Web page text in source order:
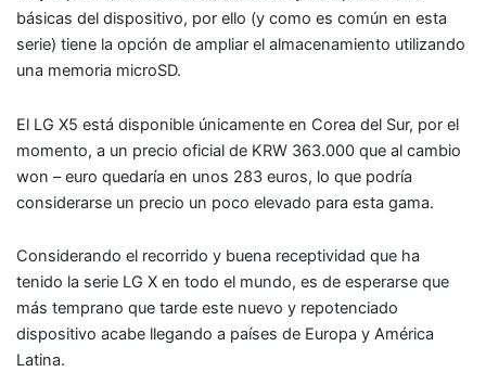
básicas del dispositivo, por ello (y como es común en esta
serie) tiene la opción de ampliar el almacenamiento utilizando
una memoria microSD.
El LG X5 está disponible únicamente en Corea del Sur, por el
momento, a un precio oficial de KRW 363.000 que al cambio
won – euro quedaría en unos 283 euros, lo que podría
considerarse un precio un poco elevado para esta gama.
Considerando el recorrido y buena receptividad que ha
tenido la serie LG X en todo el mundo, es de esperarse que
más temprano que tarde este nuevo y repotenciado
dispositivo acabe llegando a países de Europa y América
Latina.